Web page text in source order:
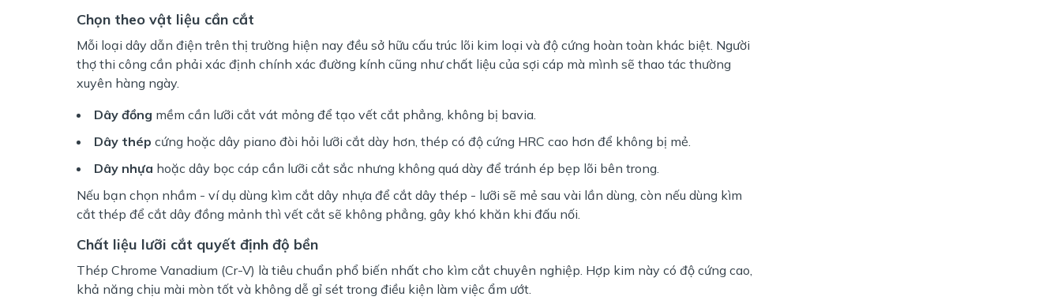
Chọn theo vật liệu cần cắt
Mỗi loại dây dẫn điện trên thị trường hiện nay đều sở hữu cấu trúc lõi kim loại và độ cứng hoàn toàn khác biệt. Người
thợ thi công cần phải xác định chính xác đường kính cũng như chất liệu của sợi cáp mà mình sẽ thao tác thường
xuyên hàng ngày.
Dây đồng mềm cần lưỡi cắt vát mỏng để tạo vết cắt phẳng, không bị bavia.
Dây thép cứng hoặc dây piano đòi hỏi lưỡi cắt dày hơn, thép có độ cứng HRC cao hơn để không bị mẻ.
Dây nhựa hoặc dây bọc cáp cần lưỡi cắt sắc nhưng không quá dày để tránh ép bẹp lõi bên trong.
Nếu bạn chọn nhầm - ví dụ dùng kìm cắt dây nhựa để cắt dây thép - lưỡi sẽ mẻ sau vài lần dùng, còn nếu dùng kìm
cắt thép để cắt dây đồng mảnh thì vết cắt sẽ không phẳng, gây khó khăn khi đấu nối.
Chất liệu lưỡi cắt quyết định độ bền
Thép Chrome Vanadium (Cr-V) là tiêu chuẩn phổ biến nhất cho kìm cắt chuyên nghiệp. Hợp kim này có độ cứng cao,
khả năng chịu mài mòn tốt và không dễ gỉ sét trong điều kiện làm việc ẩm ướt.